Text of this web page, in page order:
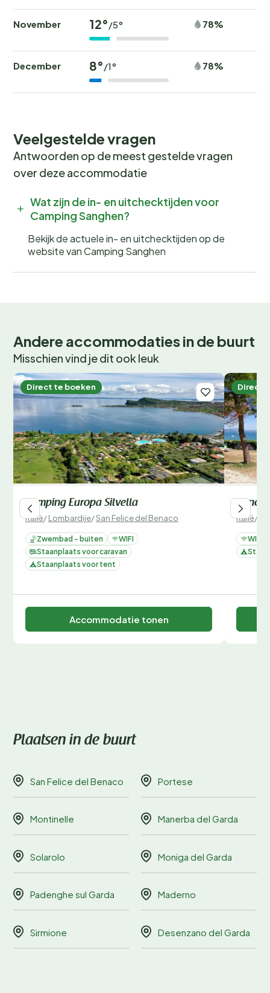
November 12° /5° 78%
December 8° /1° 78%
Veelgestelde vragen
Antwoorden op de meest gestelde vragen
over deze accommodatie
Wat zijn de in- en uitchecktijden voor
Camping Sanghen?
Bekijk de actuele in- en uitchecktijden op de
website van Camping Sanghen
Andere accommodaties in de buurt
Misschien vind je dit ook leuk
Direct te boeken
Camping Europa Silvella
Italië/Lombardije/San Felice del Benaco
Zwembad - buiten
WIFI
Staanplaats voor caravan
Staanplaats voor tent
Accommodatie tonen
Direct
Italië/
WIFI
Plaatsen in de buurt
San Felice del Benaco Portese
Montinelle Manerba del Garda
Solarolo Moniga del Garda
Padenghe sul Garda Maderno
Sirmione Desenzano del Garda